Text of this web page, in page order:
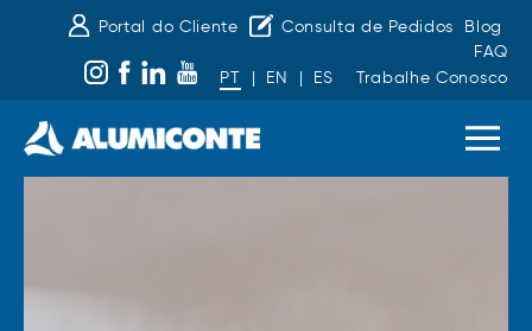
Portal do Cliente Consulta de Pedidos
Blog
FAQ
PT
| EN | ES Trabalhe Conosco